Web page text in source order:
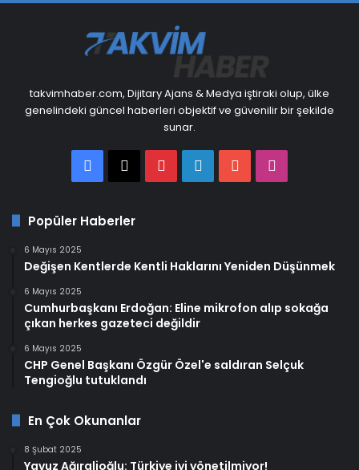
takvimhaber.com, Dijitary Ajans & Medya iştiraki olup, ülke
genelindeki güncel haberleri objektif ve güvenilir bir şekilde
sunar.
Facebook
X PinterestLinkedInYouTube
Popüler Haberler
6 Mayıs 2025
Değişen Kentlerde Kentli Haklarını Yeniden Düşünmek
6 Mayıs 2025
Cumhurbaşkanı Erdoğan: Eline mikrofon alıp sokağa
çıkan herkes gazeteci değildir
6 Mayıs 2025
CHP Genel Başkanı Özgür Özel'e saldıran Selçuk
Tengioğlu tutuklandı
En Çok Okunanlar
8 Şubat 2025
Yavuz Ağıralioğlu: Türkiye iyi yönetilmiyor!